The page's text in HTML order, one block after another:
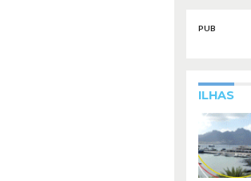
PUB
ILHAS